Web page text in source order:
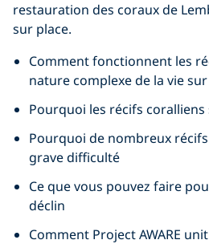
restauration des coraux de
sur place.
Comment fonctionnent les
nature complexe de la vie
Pourquoi les récifs
Pourquoi de nombreux
grave difficulté
Ce que vous pouvez faire
déclin
Comment Project AWARE